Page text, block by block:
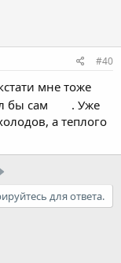
#40
мне тоже
бы сам
. Уже
а теплого
для ответа.